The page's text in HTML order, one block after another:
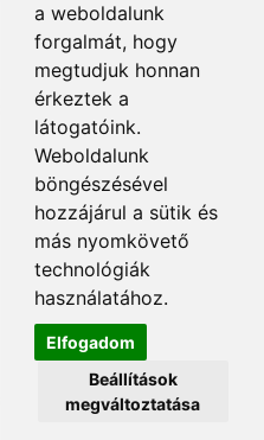
a weboldalunk
forgalmát, hogy
megtudjuk honnan
érkeztek a
látogatóink.
Weboldalunk
böngészésével
hozzájárul a sütik és
más nyomkövető
technológiák
használatához.
Elfogadom
Beállítások
megváltoztatása
43.
Frigyes út 24.